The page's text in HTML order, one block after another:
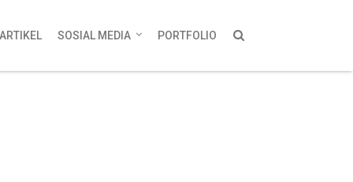
ARTIKEL SOSIAL MEDIA PORTFOLIO